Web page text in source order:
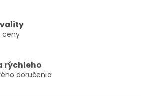
ceny
rýchleho
doručenia